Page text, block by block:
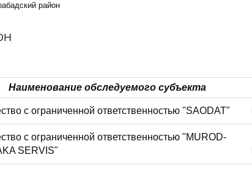
район
Наименование обследуемого субъекта
с ограниченной ответственностью "SAODAT"
с ограниченной ответственностью "MUROD-
SERVIS"